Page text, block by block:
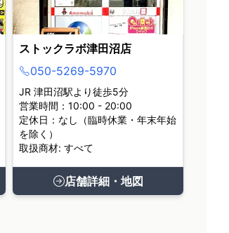
ストックラボ津田沼店
050-5269-5970
JR 津田沼駅より徒歩5分
営業時間：10:00 - 20:00
定休日：なし（臨時休業・年末年始
を除く）
取扱商材: すべて
店舗詳細・地図